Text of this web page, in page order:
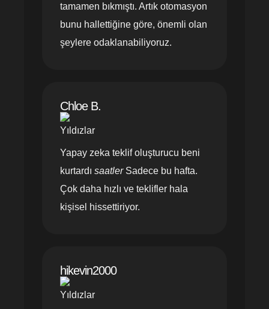
tamamen bıkmıştı. Artık otomasyon
bunu hallettiğine göre, önemli olan
şeylere odaklanabiliyoruz.
Chloe B.
Yapay zeka teklif oluşturucu beni
kurtardı saatlerSadece bu hafta.
Çok daha hızlı ve teklifler hala
kişisel hissettiriyor.
hikevin2000